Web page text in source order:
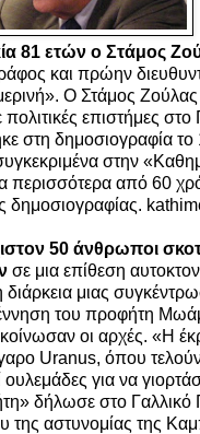
81 ετών ο Στάμος
και πρώην
Ο Στάμος Ζούλας
επιστήμες στο
στη δημοσιογραφία το
στην
περισσότερα από 60
δημοσιογραφίας.
50 άνθρωποι
σε μια επίθεση
διάρκεια μιας
του προφήτη
οι αρχές. «Η
Uranus, όπου
ουλεμάδες για να
δήλωσε στο Γαλλικό
αστυνομίας της